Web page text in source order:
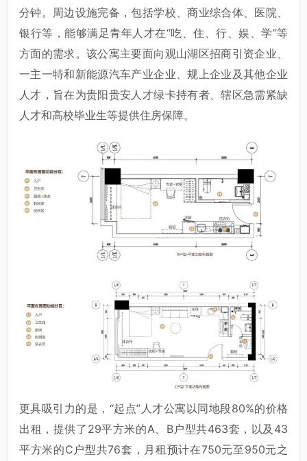
分钟。周边设施完备，包括学校、商业综合体、医院、
银行等，能够满足青年人才在“吃、住、行、娱、学”等
方面的需求。该公寓主要面向观山湖区招商引资企业、
一主一特和新能源汽车产业企业、规上企业及其他企业
人才，旨在为贵阳贵安人才绿卡持有者、辖区急需紧缺
人才和高校毕业生等提供住房保障。
更具吸引力的是，“起点”人才公寓以同地段80%的价格
出租，提供了29平方米的A、B户型共463套，以及43
平方米的C户型共76套，月租预计在750元至950元之